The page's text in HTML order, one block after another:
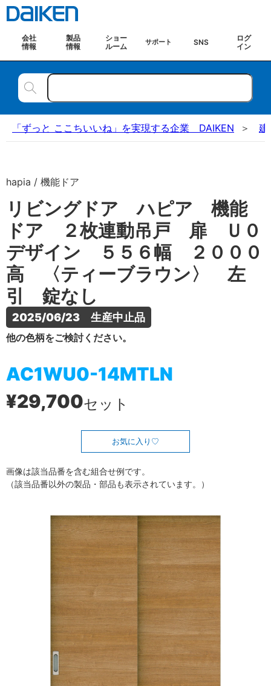
会社
情報
製品
情報
ショー
ルーム
サポート SNS
ログ
イン
「ずっと ここちいいね」を実現する企業 DAIKEN 建
hapia / 機能ドア
リビングドア ハピア 機能
ドア ２枚連動吊戸 扉 Ｕ０
デザイン ５５６幅 ２０００
高 〈ティーブラウン〉 左
引 錠なし
2025/06/23　生産中止品
他の色柄をご検討ください。
AC1WU0-14MTLN
¥29,700セット
お気に入り
画像は該当品番を含む組合せ例です。
（該当品番以外の製品・部品も表示されています。）